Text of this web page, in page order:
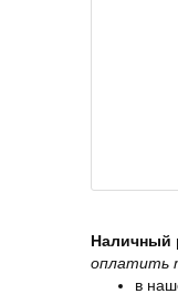
Наличный
оплатить
в